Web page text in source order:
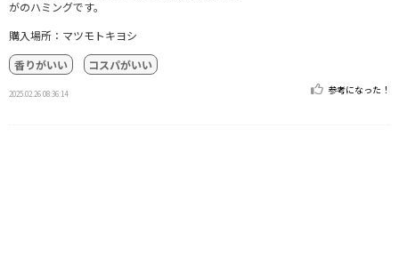
がのハミングです。
購入場所：マツモトキヨシ
香りがいい
コスパがいい
2025.02.26 08:36:14 参考になった！